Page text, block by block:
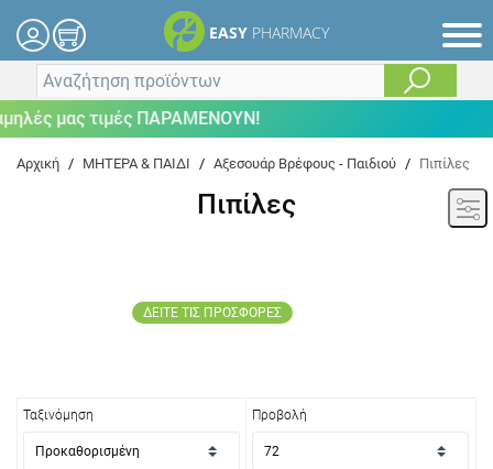
EASY PHARMACY
τιμές ΠΑΡΑΜΕΝΟΥΝ!
Αρχική / ΜΗΤΕΡΑ & ΠΑΙΔΙ / Αξεσουάρ Βρέφους - Παιδιού / Πιπίλες
Πιπίλες
ΔΕΙΤΕ ΤΙΣ ΠΡΟΣΦΟΡΕΣ
Ταξινόμηση Προβολή